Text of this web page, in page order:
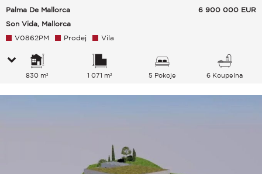
Palma De Mallorca
Son Vida, Mallorca
6 900 000 EUR
V0862PM Prodej Vila
830 m² 1 071 m² 5 Pokoje 6 Koupelna